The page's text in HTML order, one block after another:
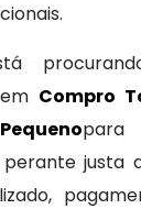
Compro
justa